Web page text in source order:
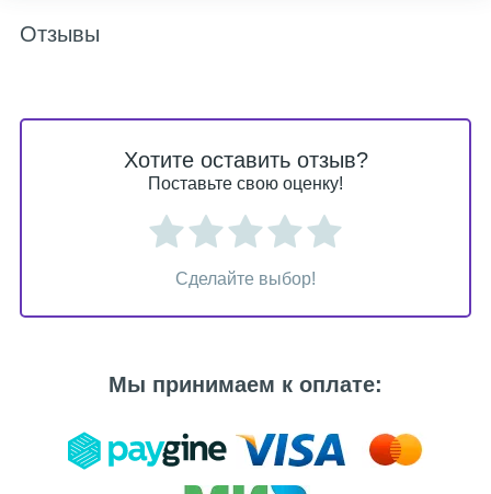
Отзывы
Хотите оставить отзыв?
Поставьте свою оценку!
Сделайте выбор!
Мы принимаем к оплате: